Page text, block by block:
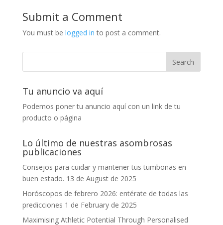
Submit a Comment
You must be logged in to post a comment.
Tu anuncio va aquí
Podemos poner tu anuncio aquí con un link de tu
producto o página
Lo último de nuestras asombrosas
publicaciones
Consejos para cuidar y mantener tus tumbonas en
buen estado. 13 de August de 2025
Horóscopos de febrero 2026: entérate de todas las
predicciones 1 de February de 2025
Maximising Athletic Potential Through Personalised